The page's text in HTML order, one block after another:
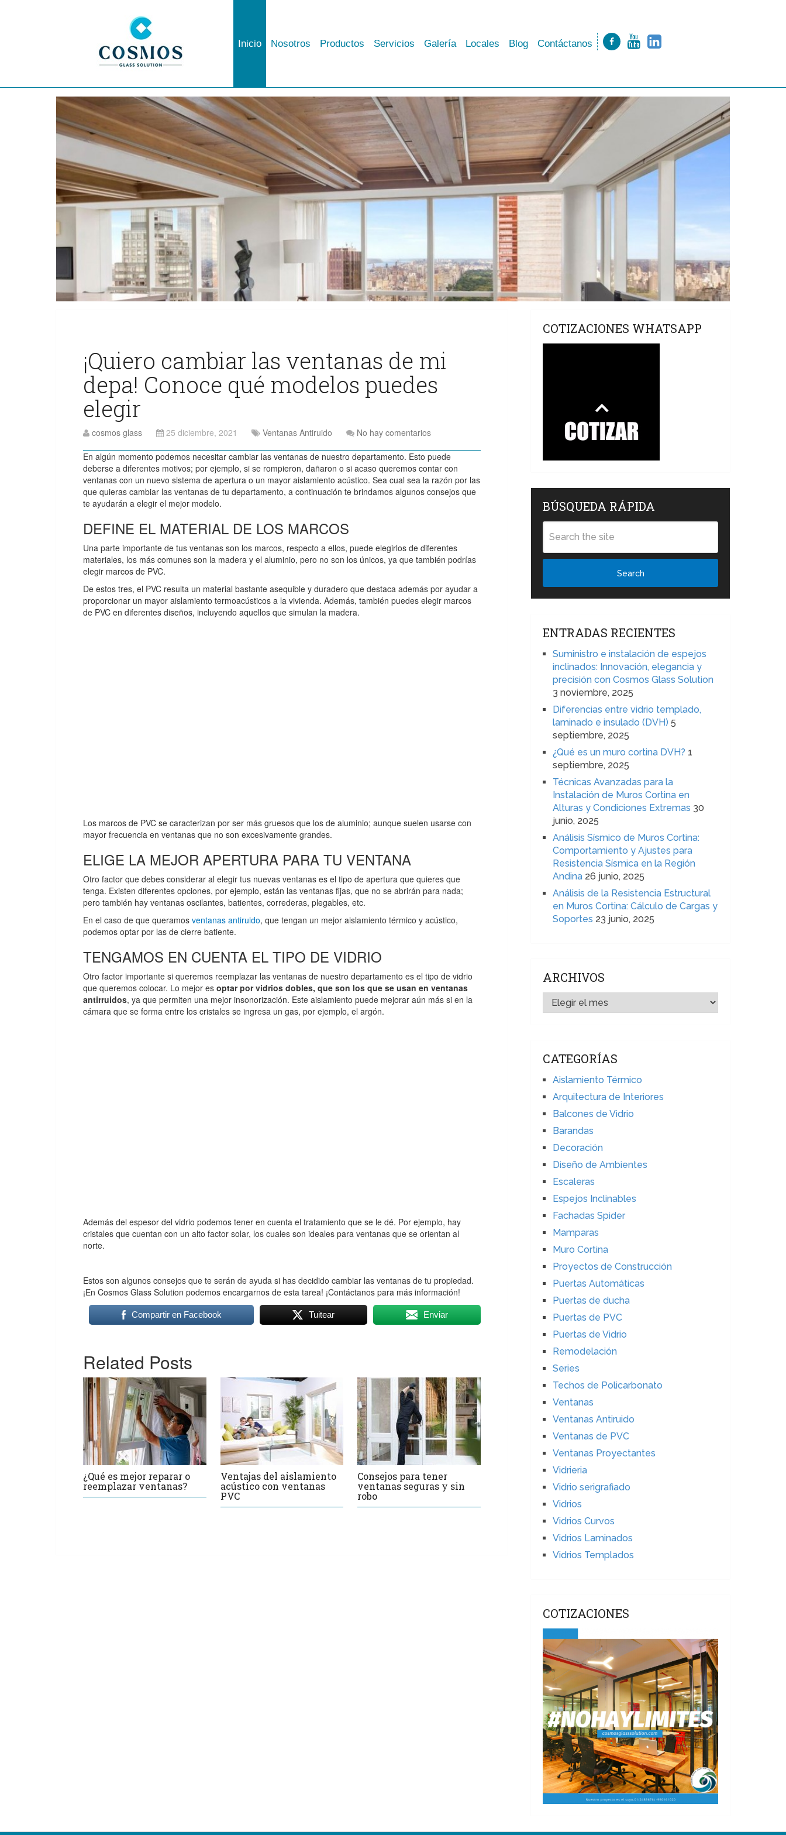
Inicio Nosotros Productos Servicios Galería Locales Blog Contáctanos
¡Quiero cambiar las ventanas de mi
depa! Conoce qué modelos puedes
elegir
cosmos glass 25 diciembre, 2021 Ventanas Antiruido No hay comentarios
En algún momento podemos necesitar cambiar las ventanas de nuestro departamento. Esto puede
deberse a diferentes motivos; por ejemplo, si se rompieron, dañaron o si acaso queremos contar con
ventanas con un nuevo sistema de apertura o un mayor aislamiento acústico. Sea cual sea la razón por las
que quieras cambiar las ventanas de tu departamento, a continuación te brindamos algunos consejos que
te ayudarán a elegir el mejor modelo.
DEFINE EL MATERIAL DE LOS MARCOS
Una parte importante de tus ventanas son los marcos, respecto a ellos, puede elegirlos de diferentes
materiales, los más comunes son la madera y el aluminio, pero no son los únicos, ya que también podrías
elegir marcos de PVC.
De estos tres, el PVC resulta un material bastante asequible y duradero que destaca además por ayudar a
proporcionar un mayor aislamiento termoacústicos a la vivienda. Además, también puedes elegir marcos
de PVC en diferentes diseños, incluyendo aquellos que simulan la madera.
Los marcos de PVC se caracterizan por ser más gruesos que los de aluminio; aunque suelen usarse con
mayor frecuencia en ventanas que no son excesivamente grandes.
ELIGE LA MEJOR APERTURA PARA TU VENTANA
Otro factor que debes considerar al elegir tus nuevas ventanas es el tipo de apertura que quieres que
tenga. Existen diferentes opciones, por ejemplo, están las ventanas fijas, que no se abrirán para nada;
pero también hay ventanas oscilantes, batientes, correderas, plegables, etc.
En el caso de que queramos ventanas antiruido, que tengan un mejor aislamiento térmico y acústico,
podemos optar por las de cierre batiente.
TENGAMOS EN CUENTA EL TIPO DE VIDRIO
Otro factor importante si queremos reemplazar las ventanas de nuestro departamento es el tipo de vidrio
que queremos colocar. Lo mejor es optar por vidrios dobles, que son los que se usan en ventanas
antirruidos, ya que permiten una mejor insonorización. Este aislamiento puede mejorar aún más si en la
cámara que se forma entre los cristales se ingresa un gas, por ejemplo, el argón.
Además del espesor del vidrio podemos tener en cuenta el tratamiento que se le dé. Por ejemplo, hay
cristales que cuentan con un alto factor solar, los cuales son ideales para ventanas que se orientan al
norte.
Estos son algunos consejos que te serán de ayuda si has decidido cambiar las ventanas de tu propiedad.
¡En Cosmos Glass Solution podemos encargarnos de esta tarea! ¡Contáctanos para más información!
Compartir en Facebook Tuitear Enviar
Related Posts
¿Qué es mejor reparar o
reemplazar ventanas?
Ventajas del aislamiento
acústico con ventanas
PVC
Consejos para tener
ventanas seguras y sin
robo
COTIZACIONES WHATSAPP
BÚSQUEDA RÁPIDA
Search
ENTRADAS RECIENTES
Suministro e instalación de espejos
inclinados: Innovación, elegancia y
precisión con Cosmos Glass Solution
3 noviembre, 2025
Diferencias entre vidrio templado,
laminado e insulado (DVH) 5
septiembre, 2025
¿Qué es un muro cortina DVH? 1
septiembre, 2025
Técnicas Avanzadas para la
Instalación de Muros Cortina en
Alturas y Condiciones Extremas 30
junio, 2025
Análisis Sísmico de Muros Cortina:
Comportamiento y Ajustes para
Resistencia Sísmica en la Región
Andina 26 junio, 2025
Análisis de la Resistencia Estructural
en Muros Cortina: Cálculo de Cargas y
Soportes 23 junio, 2025
ARCHIVOS
ARCHIVOS
CATEGORÍAS
Aislamiento Térmico
Arquitectura de Interiores
Balcones de Vidrio
Barandas
Decoración
Diseño de Ambientes
Escaleras
Espejos Inclinables
Fachadas Spider
Mamparas
Muro Cortina
Proyectos de Construcción
Puertas Automáticas
Puertas de ducha
Puertas de PVC
Puertas de Vidrio
Remodelación
Series
Techos de Policarbonato
Ventanas
Ventanas Antiruido
Ventanas de PVC
Ventanas Proyectantes
Vidrieria
Vidrio serigrafiado
Vidrios
Vidrios Curvos
Vidrios Laminados
Vidrios Templados
COTIZACIONES